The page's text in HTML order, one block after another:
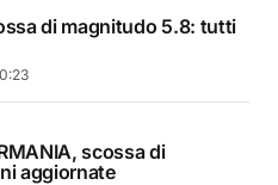
di magnitudo 5.8: tutti
scossa di
aggiornate